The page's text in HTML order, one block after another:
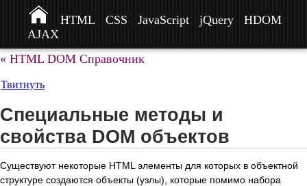
HTML CSS JavaScript jQuery
HDOM
AJAX
« HTML DOM Справочник
Твитнуть
Специальные методы и
свойства DOM объектов
Существуют некоторые HTML элементы для которых в объектной
структуре создаются объекты (узлы), которые помимо набора